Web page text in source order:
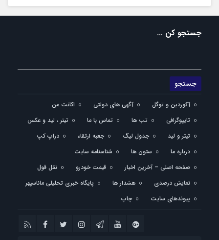
جستجو کن …
آکوردین و توگل آگهی های دولتی
اکانت من
تایپوگرافی
تب ها تماس با ما
تیتر ، لید و عکس
تیتر و لید
جدول لیگ جعبه ارتقاء
دراپ کپ
درباره ما
ستون ها
شناسنامه سایت
صفحه اصلی – آخرین اخبار
قیمت خودرو
نقل قول
نمایش درصدی
هشدار ها
پایگاه خبری تحلیلی ماناسپهر
پیوندهای سایت
چاپ